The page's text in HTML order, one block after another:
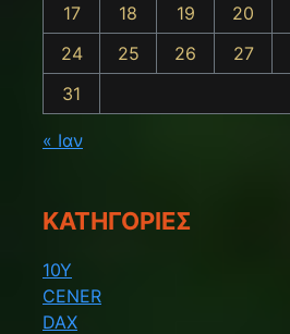
17
18 19 20
24
25 26 27
31
« Ιαν
KΑΤΗΓΟΡΊΕΣ
10Y
CENER
DAX